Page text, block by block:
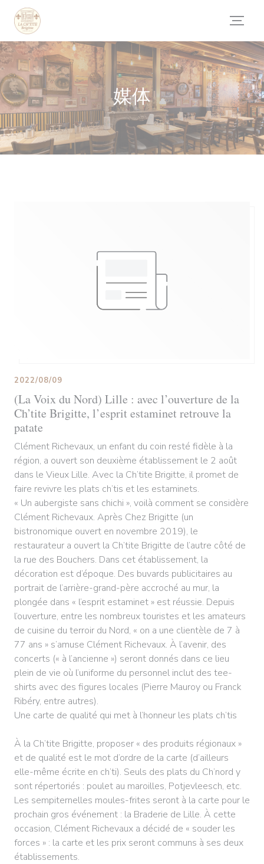
Cookie管理面板
媒体
(La Voix du Nord) Lille : avec l’ouverture de la
Ch’tite Brigitte, l’esprit estaminet retrouve la
patate
2022/08/09
Clément Richevaux, un enfant du coin resté fidèle à la
région, a ouvert son deuxième établissement le 2 août
dans le Vieux Lille. Avec la Ch’tite Brigitte, il promet de
faire revivre les plats ch’tis et les estaminets.
« Un aubergiste sans chichi », voilà comment se considère
Clément Richevaux. Après Chez Brigitte (un
bistronomique ouvert en novembre 2019), le
restaurateur a ouvert la Ch’tite Brigitte de l’autre côté de
la rue des Bouchers. Dans cet établissement, la
décoration est d’époque. Des buvards publicitaires au
portrait de l’arrière-grand-père accroché au mur, la
plongée dans « l’esprit estaminet » est réussie. Depuis
l’ouverture, entre les nombreux touristes et les amateurs
de cuisine du terroir du Nord, « on a une clientèle de 7 à
77 ans » s’amuse Clément Richevaux. À l’avenir, des
concerts (« à l’ancienne ») seront donnés dans ce lieu
plein de vie où l’uniforme du personnel inclut des tee-
shirts avec des figures locales (Pierre Mauroy ou Franck
Ribéry, entre autres).
Une carte de qualité qui met à l’honneur les plats ch’tis
À la Ch’tite Brigitte, proposer « des produits régionaux »
et de qualité est le mot d’ordre de la carte (d’ailleurs
elle-même écrite en ch’ti). Seuls des plats du Ch’nord y
sont répertoriés : poulet au maroilles, Potjevleesch, etc.
Les sempiternelles moules-frites seront à la carte pour le
prochain gros événement : la Braderie de Lille. À cette
occasion, Clément Richevaux a décidé de « souder les
forces » : la carte et les prix seront communs à ses deux
établissements.